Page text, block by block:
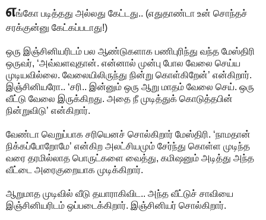
எங்கோ படித்தது அல்லது கேட்டது.. (எதுதாண்டா உன் சொந்தச்
சரக்குன்னு கேட்கப்படாது!)
ஒரு இஞ்சினியரிடம் பல ஆண்டுகளாக பணிபுரிந்து வந்த மேஸ்திரி
ஒருவர், ‘அவ்வளவுதான். என்னால் முன்பு போல வேலை செய்ய
முடியவில்லை. வேலையிலிருந்து நின்று கொள்கிறேன்’ என்கிறார்.
இஞ்சினியரோ.. ‘சரி.. இன்னும் ஒரு ஆறு மாதம் வேலை செய். ஒரு
வீட்டு வேலை இருக்கிறது. அதை நீ முடித்துக் கொடுத்தபின்
நின்றுவிடு’ என்கிறார்.
வேண்டா வெறுப்பாக சரியெனச் சொல்கிறார் மேஸ்திரி. ‘நாமதான்
நிக்கப்போறோமே’ என்கிற அலட்சியமும் சேர்ந்து கொள்ள முடிந்த
வரை தரமில்லாத பொருட்களை வைத்து, கமிஷனும் அடித்து அந்த
வீட்டை அரைகுறையாக முடிக்கிறார்.
ஆறுமாத முடிவில் வீடு தயாராகிவிட.. அந்த வீட்டுச் சாவியை
இஞ்சினியரிடம் ஒப்படைக்கிறார். இஞ்சினியர் சொல்கிறார்.